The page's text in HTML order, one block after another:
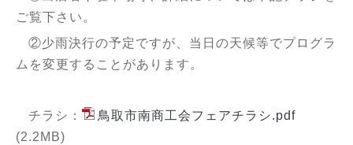
ご覧下さい。
②少雨決行の予定ですが、当日の天候等でプログラ
ムを変更することがあります。
チラシ：
鳥取市南商工会フェアチラシ.pdf
(2.2MB)